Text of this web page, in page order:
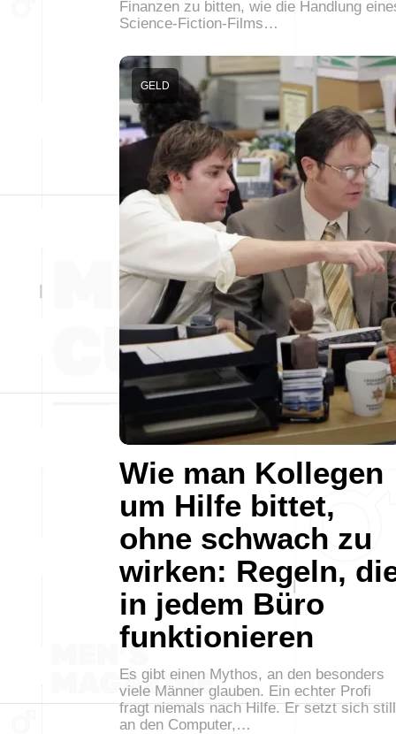
Finanzen zu bitten, wie die Handlung
Science-Fiction-Films…
Wie man Kollegen
um Hilfe bittet,
ohne schwach zu
wirken: Regeln,
in jedem Büro
funktionieren
GELD
Es gibt einen Mythos, an den besonders
viele Männer glauben. Ein echter Profi
fragt niemals nach Hilfe. Er setzt sich still
an den Computer,…